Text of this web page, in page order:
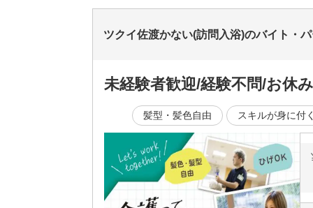
ツクイ佐渡かない(訪問入浴)のバイト・
未経験者歓迎/経験不問/お休
髪型・髪色自由 スキルが身に付